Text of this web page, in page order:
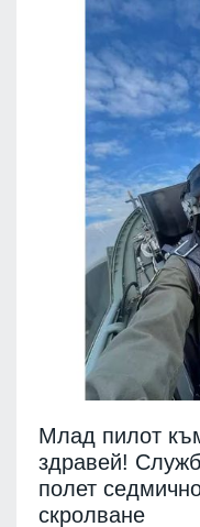
Млад пилот
здравей!
полет
скролване